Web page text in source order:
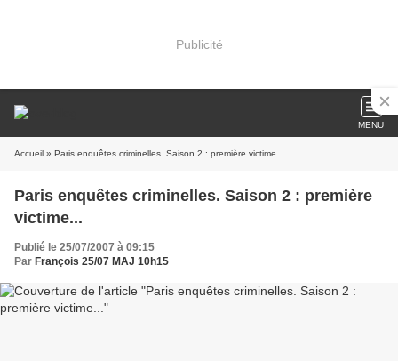
Publicité
MENU
Accueil » Paris enquêtes criminelles. Saison 2 : première victime...
Paris enquêtes criminelles. Saison 2 : première
victime...
Publié le 25/07/2007 à 09:15
Par François 25/07 MAJ 10h15